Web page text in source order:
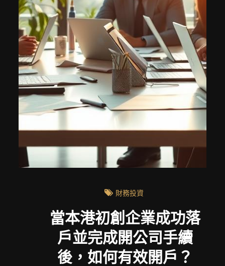
財務投資
當本港初創企業成功落
戶並完成開公司手續
後，如何有效開戶？